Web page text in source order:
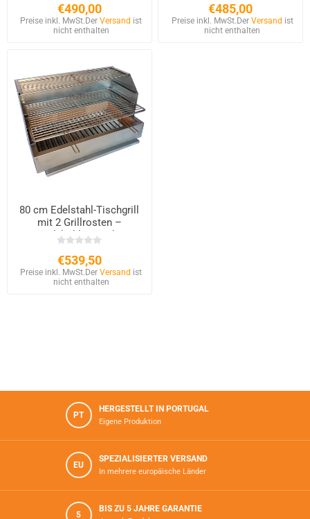
€490,00
Preise inkl. MwSt. DerVersand ist
nicht enthalten
€485,00
Preise inkl. MwSt. Der Versand ist
nicht enthalten
80 cm Edelstahl-Tischgrill
mit 2 Grillrosten –
Holzkohle & Holz
€539,50
Preise inkl. MwSt. DerVersand ist
nicht enthalten
PT
HERGESTELLT IN PORTUGAL
Eigene Produktion
EU
SPEZIALISIERTER VERSAND
In mehrere europäische Länder
5
BIS ZU 5 JAHRE GARANTIE